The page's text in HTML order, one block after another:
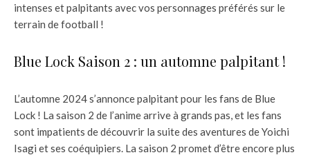
intenses et palpitants avec vos personnages préférés sur le
terrain de football !
Blue Lock Saison 2 : un automne palpitant !
L’automne 2024 s’annonce palpitant pour les fans de Blue
Lock ! La saison 2 de l’anime arrive à grands pas, et les fans
sont impatients de découvrir la suite des aventures de Yoichi
Isagi et ses coéquipiers. La saison 2 promet d’être encore plus